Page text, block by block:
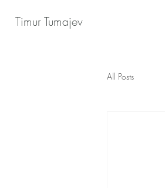
Timur Tumajev
All Posts